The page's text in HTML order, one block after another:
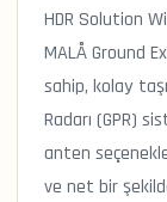
HDR Solution
MALÅ Ground
sahip, kolay
Radarı (GPR)
anten
ve net bir